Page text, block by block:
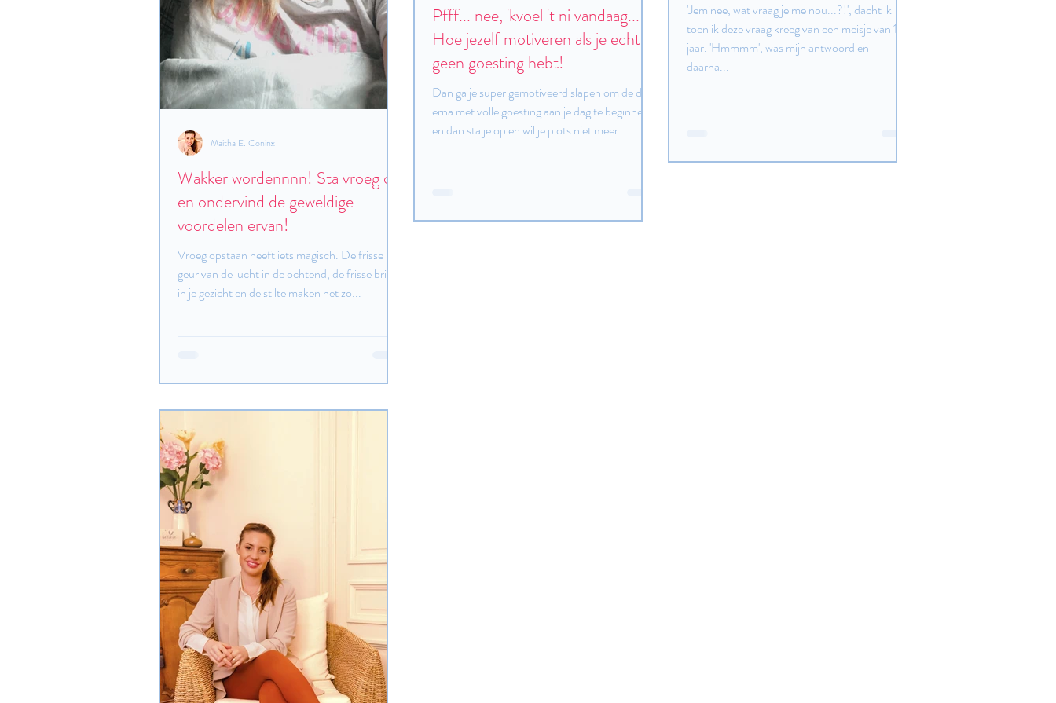
Wakker wordennnn! Sta vroeg op
en ondervind de geweldige
voordelen ervan!
Vroeg opstaan ​​heeft iets magisch. De frisse
geur van de lucht in de ochtend, de frisse bries
in je gezicht en de stilte maken het zo...
Maitha E. Coninx
Pfff... nee, 'kvoel 't ni vandaag...
Hoe jezelf motiveren als je echt
geen goesting hebt!
Dan ga je super gemotiveerd slapen om de dag
erna met volle goesting aan je dag te beginnen
en dan sta je op en wil je plots niet meer......
'Jeminee, wat vraag je me nou...?!', dacht ik
toen ik deze vraag kreeg van een meisje van 15
jaar. 'Hmmmm', was mijn antwoord en
daarna...